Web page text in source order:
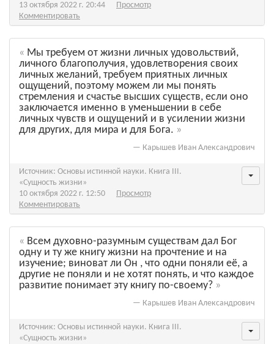
13 октября 2022 г. 20:44
Просмотр
Комментировать
Мы требуем от жизни личных удовольствий,
личного благополучия, удовлетворения своих
личных желаний, требуем приятных личных
ощущений, поэтому можем ли мы понять
стремления и счастье высших существ, если оно
заключается именно в уменьшении в себе
личных чувств и ощущений и в усилении жизни
для других, для мира и для Бога.
— Карышев Иван Александрович
Источник: Основы истинной науки. Книга III.
«Сущность жизни»
10 октября 2022 г. 12:50
Просмотр
Комментировать
Всем духовно-разумным существам дал Бог
одну и ту же книгу жизни на прочтение и на
изучение; виноват ли Он , что одни поняли её, а
другие не поняли и не хотят понять, и что каждое
развитие понимает эту книгу по-своему?
— Карышев Иван Александрович
Источник: Основы истинной науки. Книга III.
«Сущность жизни»